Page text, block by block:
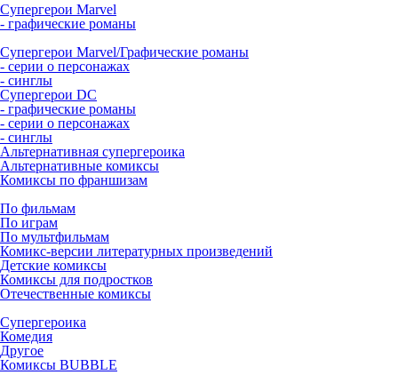
Супергерои Marvel
- графические романы
Супергерои Marvel/Графические романы
- серии о персонажах
- синглы
Супергерои DC
- графические романы
- серии о персонажах
- синглы
Альтернативная супергероика
Альтернативные комиксы
Комиксы по франшизам
По фильмам
По играм
По мультфильмам
Комикс-версии литературных произведений
Детские комиксы
Комиксы для подростков
Отечественные комиксы
Супергероика
Комедия
Другое
Комиксы BUBBLE